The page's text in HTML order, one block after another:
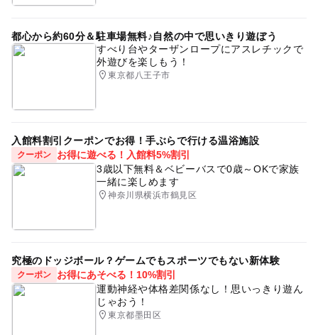
都心から約60分＆駐車場無料♪自然の中で思いきり遊ぼう
すべり台やターザンロープにアスレチックで
外遊びを楽しもう！
東京都八王子市
入館料割引クーポンでお得！手ぶらで行ける温浴施設
クーポン
お得に遊べる！入館料5%割引
3歳以下無料＆ベビーバスで0歳～OKで家族
一緒に楽しめます
神奈川県横浜市鶴見区
究極のドッジボール？ゲームでもスポーツでもない新体験
クーポン
お得にあそべる！10%割引
運動神経や体格差関係なし！思いっきり遊ん
じゃおう！
東京都墨田区